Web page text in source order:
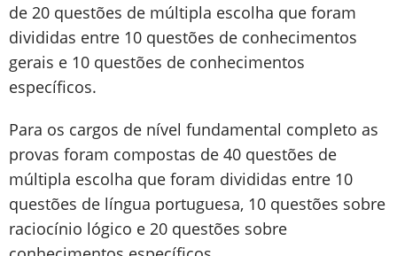
de 20 questões de múltipla escolha que foram
divididas entre 10 questões de conhecimentos
gerais e 10 questões de conhecimentos
específicos.
Para os cargos de nível fundamental completo as
provas foram compostas de 40 questões de
múltipla escolha que foram divididas entre 10
questões de língua portuguesa, 10 questões sobre
raciocínio lógico e 20 questões sobre